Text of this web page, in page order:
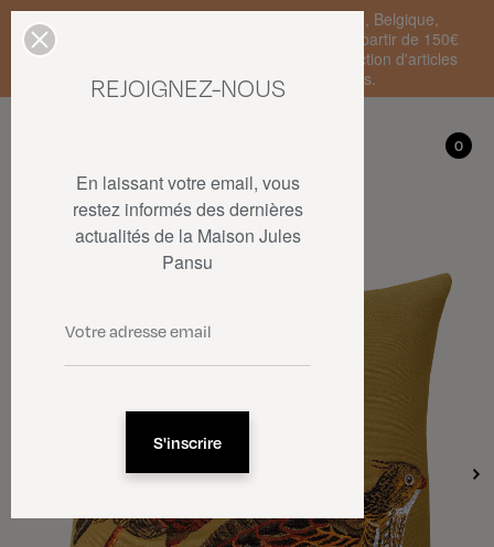
Livraison standard en France Métropolitaine, Belgique,
Luxembourg, Pays-Bas et Allemagne offerte à partir de 150€
d'achat • SOLDES : jusqu'à -50% sur une sélection d'articles
dans la limite des stocks disponibles.
0
Mon compte
0
En laissant votre email, vous
restez informés des dernières
actualités de la Maison Jules
Pansu
REJOIGNEZ-NOUS